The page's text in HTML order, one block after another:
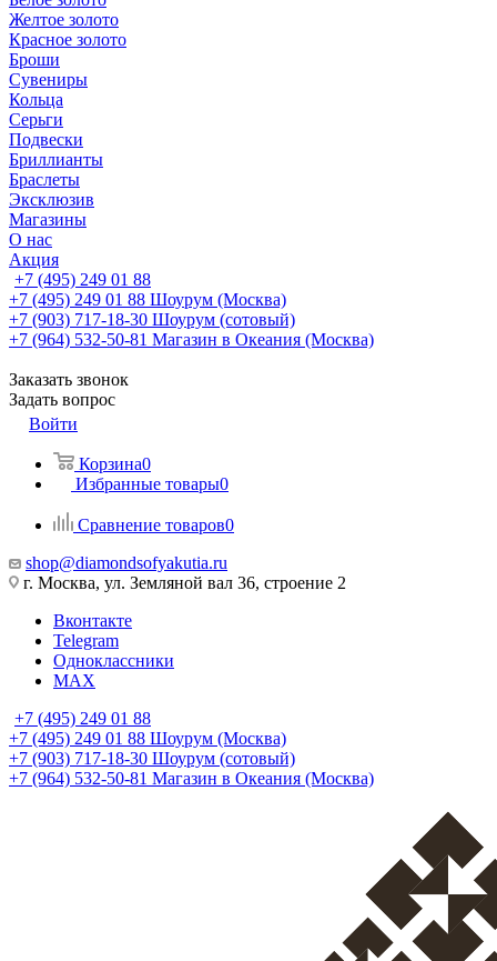
Желтое золото
Красное золото
Броши
Сувениры
Кольца
Серьги
Подвески
Бриллианты
Браслеты
Эксклюзив
Магазины
О нас
Акция
+7 (495) 249 01 88
+7 (495) 249 01 88 Шоурум (Москва)
+7 (903) 717-18-30 Шоурум (сотовый)
+7 (964) 532-50-81 Магазин в Океания (Москва)
Заказать звонок
Задать вопрос
Войти
Корзина0
Избранные товары0
Сравнение товаров0
shop@diamondsofyakutia.ru
г. Москва, ул. Земляной вал 36, строение 2
Вконтакте
Telegram
Одноклассники
MAX
+7 (495) 249 01 88
+7 (495) 249 01 88 Шоурум (Москва)
+7 (903) 717-18-30 Шоурум (сотовый)
+7 (964) 532-50-81 Магазин в Океания (Москва)